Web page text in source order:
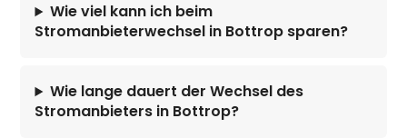
Wie viel kann ich beim
Stromanbieterwechsel in Bottrop sparen?
Wie lange dauert der Wechsel des
Stromanbieters in Bottrop?